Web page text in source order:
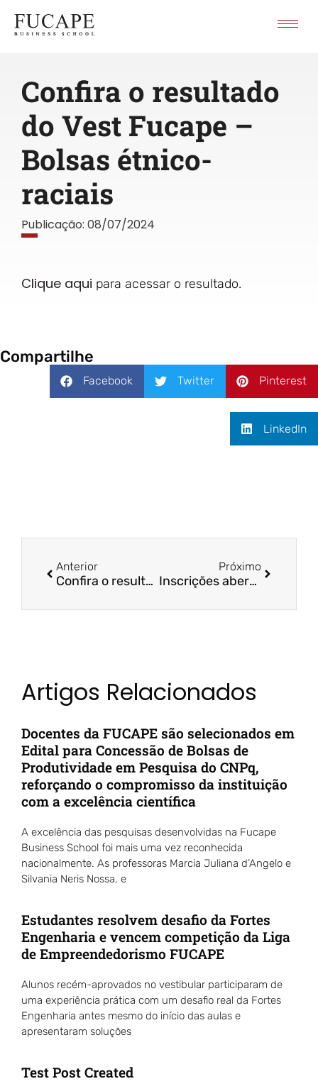
Confira o resultado
do Vest Fucape –
Bolsas étnico-
raciais
Publicação: 08/07/2024
Clique aqui para acessar o resultado.
Compartilhe
Facebook Twitter Pinterest
LinkedIn
Anterior
Confira o resultado do Vest Fucape – Transferência
Próximo
Inscrições abertas para o Prouni; Confira o edital 2024.2
Artigos Relacionados
Docentes da FUCAPE são selecionados em
Edital para Concessão de Bolsas de
Produtividade em Pesquisa do CNPq,
reforçando o compromisso da instituição
com a excelência científica
A excelência das pesquisas desenvolvidas na Fucape
Business School foi mais uma vez reconhecida
nacionalmente. As professoras Marcia Juliana d’Angelo e
Silvania Neris Nossa, e
Estudantes resolvem desafio da Fortes
Engenharia e vencem competição da Liga
de Empreendedorismo FUCAPE
Alunos recém-aprovados no vestibular participaram de
uma experiência prática com um desafio real da Fortes
Engenharia antes mesmo do início das aulas e
apresentaram soluções
Test Post Created